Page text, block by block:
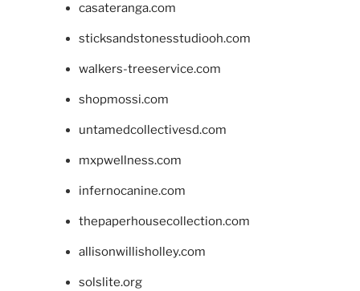
casateranga.com
sticksandstonesstudiooh.com
walkers-treeservice.com
shopmossi.com
untamedcollectivesd.com
mxpwellness.com
infernocanine.com
thepaperhousecollection.com
allisonwillisholley.com
solslite.org